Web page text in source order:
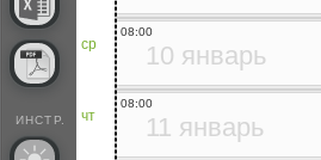
ИНСТР.
ср
чт
10 январь
08:00
11 январь
08:00